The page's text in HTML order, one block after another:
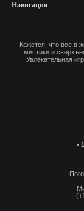
Навигация
Кажется, что все в
мистики и
Увлекательная
•|